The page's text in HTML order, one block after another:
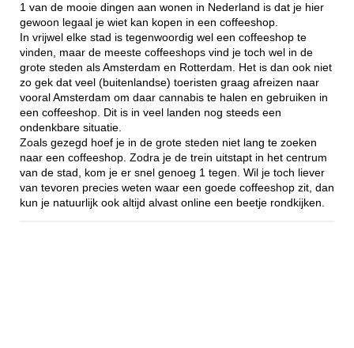
1 van de mooie dingen aan wonen in Nederland is dat je hier
gewoon legaal je wiet kan kopen in een coffeeshop.
In vrijwel elke stad is tegenwoordig wel een coffeeshop te
vinden, maar de meeste coffeeshops vind je toch wel in de
grote steden als Amsterdam en Rotterdam. Het is dan ook niet
zo gek dat veel (buitenlandse) toeristen graag afreizen naar
vooral Amsterdam om daar cannabis te halen en gebruiken in
een coffeeshop. Dit is in veel landen nog steeds een
ondenkbare situatie.
Zoals gezegd hoef je in de grote steden niet lang te zoeken
naar een coffeeshop. Zodra je de trein uitstapt in het centrum
van de stad, kom je er snel genoeg 1 tegen. Wil je toch liever
van tevoren precies weten waar een goede coffeeshop zit, dan
kun je natuurlijk ook altijd alvast online een beetje rondkijken.